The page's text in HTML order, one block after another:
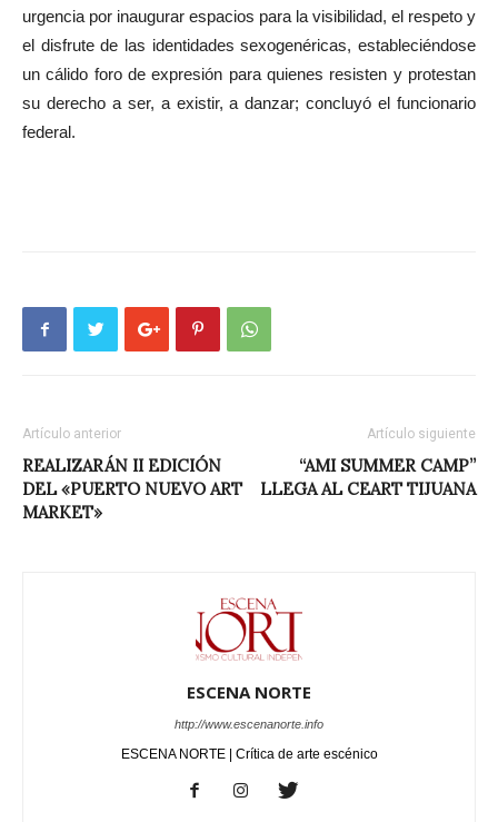
urgencia por inaugurar espacios para la visibilidad, el respeto y
el disfrute de las identidades sexogenéricas, estableciéndose
un cálido foro de expresión para quienes resisten y protestan
su derecho a ser, a existir, a danzar; concluyó el funcionario
federal.
Artículo anterior
REALIZARÁN II EDICIÓN
DEL «PUERTO NUEVO ART
MARKET»
Artículo siguiente
“AMI SUMMER CAMP”
LLEGA AL CEART TIJUANA
ESCENA NORTE
http://www.escenanorte.info
ESCENA NORTE | Crítica de arte escénico